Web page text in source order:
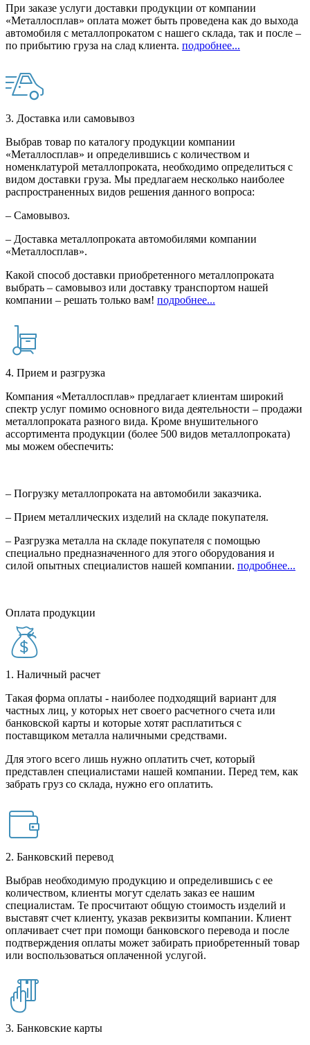
При заказе услуги доставки продукции от компании
«Металлосплав» оплата может быть проведена как до выхода
автомобиля с металлопрокатом с нашего склада, так и после –
по прибытию груза на слад клиента. подробнее...
3. Доставка или самовывоз
Выбрав товар по каталогу продукции компании
«Металлосплав» и определившись с количеством и
номенклатурой металлопроката, необходимо определиться с
видом доставки груза. Мы предлагаем несколько наиболее
распространенных видов решения данного вопроса:
– Самовывоз.
– Доставка металлопроката автомобилями компании
«Металлосплав».
Какой способ доставки приобретенного металлопроката
выбрать – самовывоз или доставку транспортом нашей
компании – решать только вам! подробнее...
4. Прием и разгрузка
Компания «Металлосплав» предлагает клиентам широкий
спектр услуг помимо основного вида деятельности – продажи
металлопроката разного вида. Кроме внушительного
ассортимента продукции (более 500 видов металлопроката)
мы можем обеспечить:
– Погрузку металлопроката на автомобили заказчика.
– Прием металлических изделий на складе покупателя.
– Разгрузка металла на складе покупателя с помощью
специально предназначенного для этого оборудования и
силой опытных специалистов нашей компании. подробнее...
Оплата продукции
1. Наличный расчет
Такая форма оплаты - наиболее подходящий вариант для
частных лиц, у которых нет своего расчетного счета или
банковской карты и которые хотят расплатиться с
поставщиком металла наличными средствами.
Для этого всего лишь нужно оплатить счет, который
представлен специалистами нашей компании. Перед тем, как
забрать груз со склада, нужно его оплатить.
2. Банковский перевод
Выбрав необходимую продукцию и определившись с ее
количеством, клиенты могут сделать заказ ее нашим
специалистам. Те просчитают общую стоимость изделий и
выставят счет клиенту, указав реквизиты компании. Клиент
оплачивает счет при помощи банковского перевода и после
подтверждения оплаты может забирать приобретенный товар
или воспользоваться оплаченной услугой.
3. Банковские карты